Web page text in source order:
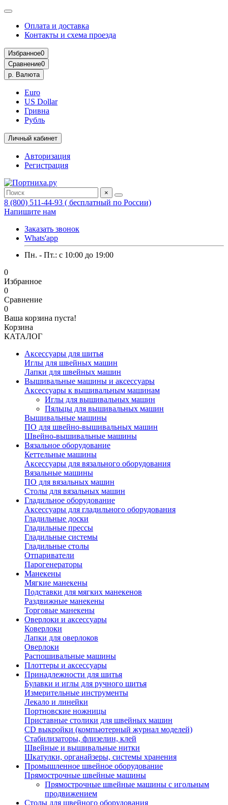
Оплата и доставка
Контакты и схема проезда
Избранное0
Сравнение0
р. Валюта
Euro
US Dollar
Гривна
Рубль
Личный кабинет
Авторизация
Регистрация
×
8 (800) 511-44-93 ( бесплатный по России)
Напишите нам
Заказать звонок
Whats'app
Пн. - Пт.: c 10:00 до 19:00
0
Избранное
0
Сравнение
0
Ваша корзина пуста!
Корзина
КАТАЛОГ
Аксессуары для шитья
Иглы для швейных машин
Лапки для швейных машин
Вышивальные машины и аксессуары
Аксессуары к вышивальным машинам
Иглы для вышивальных машин
Пяльцы для вышивальных машин
Вышивальные машины
ПО для швейно-вышивальных машин
Швейно-вышивальные машины
Вязальное оборудование
Кеттельные машины
Аксессуары для вязального оборудования
Вязальные машины
ПО для вязальных машин
Столы для вязальных машин
Гладильное оборудование
Аксессуары для гладильного оборудования
Гладильные доски
Гладильные прессы
Гладильные системы
Гладильные столы
Отпариватели
Парогенераторы
Манекены
Мягкие манекены
Подставки для мягких манекенов
Раздвижные манекены
Торговые манекены
Оверлоки и аксессуары
Коверлоки
Лапки для оверлоков
Оверлоки
Распошивальные машины
Плоттеры и аксессуары
Принадлежности для шитья
Булавки и иглы для ручного шитья
Измерительные инструменты
Лекало и линейки
Портновские ножницы
Приставные столики для швейных машин
СD выкройки (компьютерный журнал моделей)
Стабилизаторы, флизелин, клей
Швейные и вышивальные нитки
Шкатулки, органайзеры, системы хранения
Промышленное швейное оборудование
Прямострочные швейные машины
Прямострочные швейные машины с игольным
продвижением
Столы для швейного оборудования